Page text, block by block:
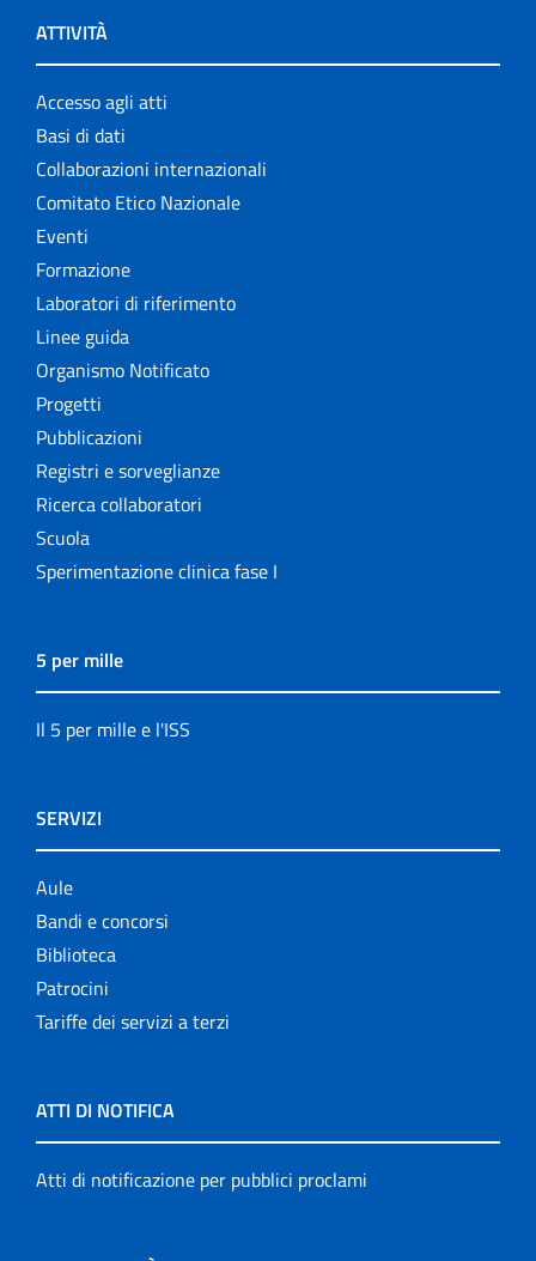
ATTIVITÀ
Accesso agli atti
Basi di dati
Collaborazioni internazionali
Comitato Etico Nazionale
Eventi
Formazione
Laboratori di riferimento
Linee guida
Organismo Notificato
Progetti
Pubblicazioni
Registri e sorveglianze
Ricerca collaboratori
Scuola
Sperimentazione clinica fase I
5 per mille
Il 5 per mille e l'ISS
SERVIZI
Aule
Bandi e concorsi
Biblioteca
Patrocini
Tariffe dei servizi a terzi
ATTI DI NOTIFICA
Atti di notificazione per pubblici proclami